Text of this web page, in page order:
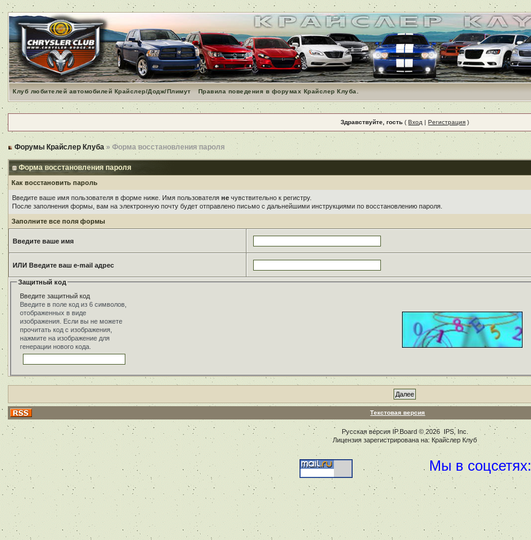
Клуб любителей автомобилей Крайслер/Додж/Плимут Правила поведения в форумах Крайслер Клуба.
Здравствуйте, гость (Вход |Регистрация )
Форумы Крайслер Клуба » Форма восстановления пароля
Форма восстановления пароля
Как восстановить пароль
Введите ваше имя пользователя в форме ниже. Имя пользователяне чувствительно к регистру.
После заполнения формы, вам на электронную почту будет отправлено письмо с дальнейшими инструкциями по восстановлению пароля.
Заполните все поля формы
Введите ваше имя
ИЛИ Введите ваш e-mail адрес
Защитный код
Введите защитный код
Введите в поле код из 6 символов,
отображенных в виде
изображения. Если вы не можете
прочитать код с изображения,
нажмите на изображение для
генерации нового кода.
Текстовая версия
Русская версия IP.Board© 2026 IPS, Inc
Лицензия зарегистрирована на: Крайслер Клуб
Мы в соцсетях: